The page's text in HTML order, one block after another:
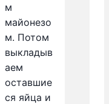
м
майонезо
м. Потом
выкладыв
аем
оставшие
ся яйца и